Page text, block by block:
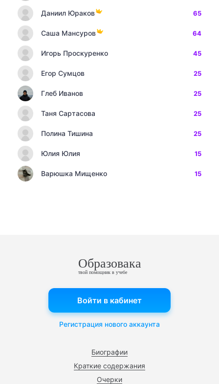
Даниил Юраков 65
Саша Мансуров 64
Игорь Проскуренко 45
Егор Сумцов 25
Глеб Иванов 25
Таня Сартасова 25
Полина Тишина 25
Юлия Юлия 15
Варюшка Мищенко 15
Образовака
твой помощник в учебе
Биографии
Краткие содержания
Очерки
Войти в кабинет
Регистрация нового аккаунта